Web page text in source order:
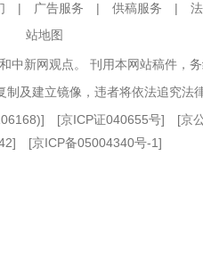
| 广告服务 | 供稿服务 |
站地图
中新网观点。 刊用本网站稿件，
制及建立镜像，违者将依法追究法
] [京ICP证040655号] [京
[京ICP备05004340号-1]